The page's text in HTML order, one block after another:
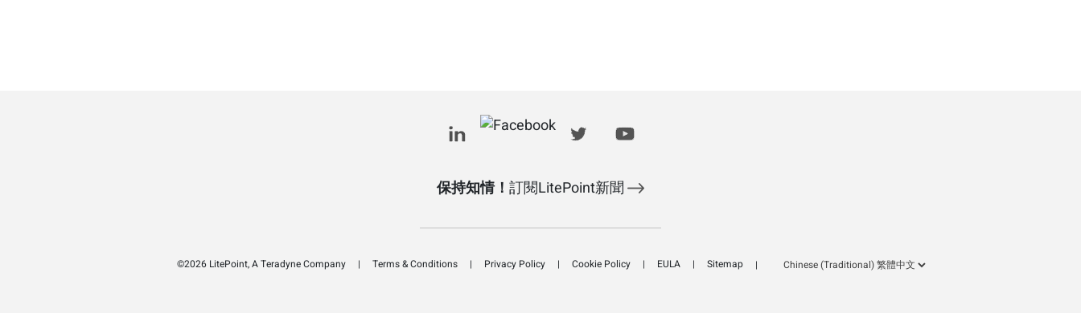
保持知情！ 訂閱LitePoint新聞
©2026 LitePoint, A Teradyne Company Terms & Conditions Privacy Policy Cookie Policy EULA Sitemap